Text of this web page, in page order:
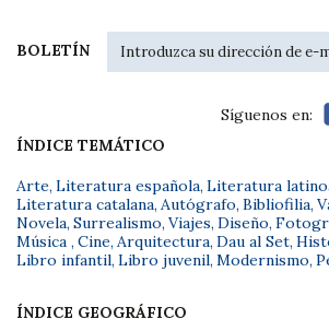
BOLETÍN
Síguenos en:
ÍNDICE TEMÁTICO
Arte, Literatura española, Literatura
Literatura catalana, Autógrafo, Bibliofilia,
Novela, Surrealismo, Viajes, Diseño,
Música , Cine, Arquitectura, Dau al Set,
Libro infantil, Libro juvenil, Modernismo,
ÍNDICE GEOGRÁFICO